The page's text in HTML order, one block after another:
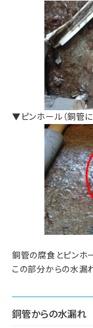
▼ピンホール（銅管に
銅管の腐食とピンホ
この部分からの水漏
銅管からの水漏れ